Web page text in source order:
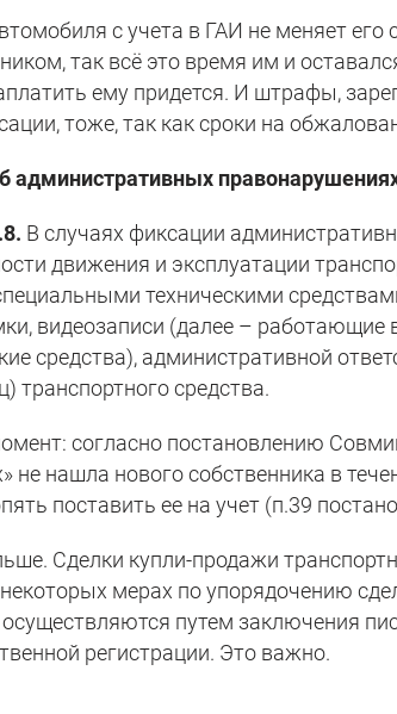
с учета в ГАИ не меняет
так всё это время им и
ему придется. И штрафы,
тоже, так как сроки на
административных
В случаях фиксации
движения и эксплуатации
техническими
видеозаписи (далее –
средства), административной
транспортного средства.
согласно постановлению
не нашла нового собственника в
поставить ее на учет (п.39
Сделки купли-продажи
мерах по упорядочению
осуществляются путем заключения
регистрации. Это важно.